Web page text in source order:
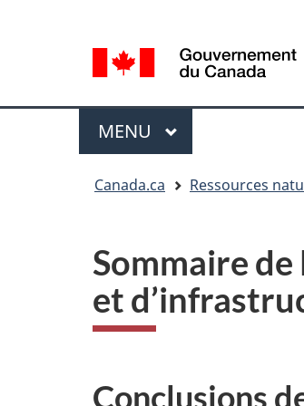
de
la
langue
selection
Menu
MENU PRINCIPAL
Canada.ca Ressources
Sommaire
et
Conclusions